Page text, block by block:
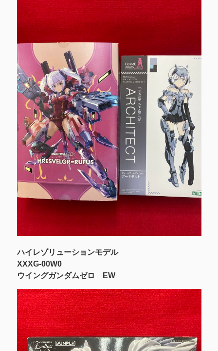
ハイレゾリューションモデル
XXXG-00W0
ウイングガンダムゼロ EW